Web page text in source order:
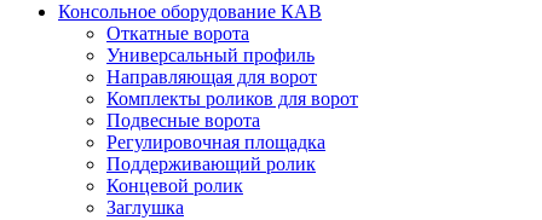
Консольное оборудование КАВ
Откатные ворота
Универсальный профиль
Направляющая для ворот
Комплекты роликов для ворот
Подвесные ворота
Регулировочная площадка
Поддерживающий ролик
Концевой ролик
Заглушка